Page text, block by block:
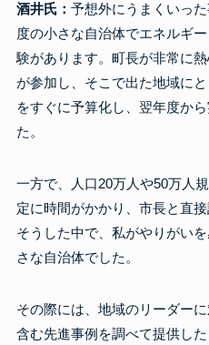
酒井氏： 予想外にうまくいっ
度の小さな自治体でエネルギ
験があります。町長が非常に
が参加し、そこで出た地域に
をすぐに予算化し、翌年度か
た。
一方で、人口20万人や50万人
定に時間がかかり、市長と直
そうした中で、私がやりがい
さな自治体でした。
その際には、地域のリーダー
含む先進事例を調べて提供し